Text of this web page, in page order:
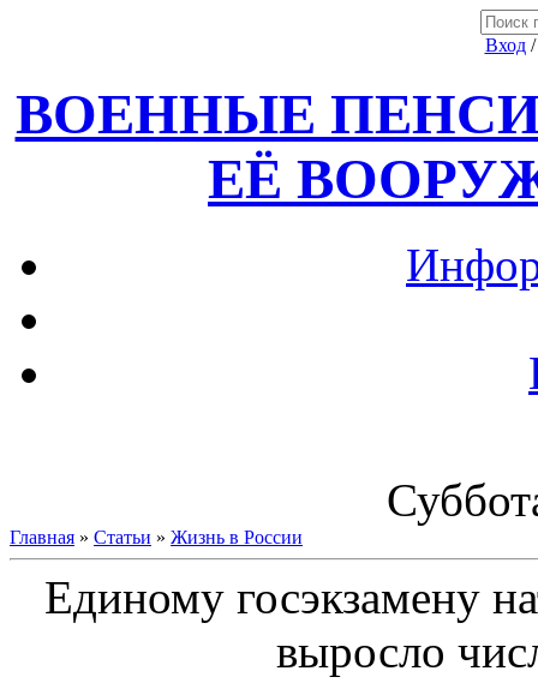
Вход
ВОЕННЫЕ
ЕЁ
Главная » Статьи » Жизнь в России
Единому госэкзамену
выросло